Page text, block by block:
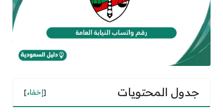
جدول المحتويات [إخفاء]